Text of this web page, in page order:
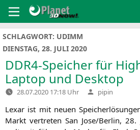
Inhalt
springen
SCHLAGWORT: UDIMM
DIENSTAG, 28. JULI 2020
DDR4-Speicher für
Laptop und Desktop
28.07.2020 17:18 Uhr Verfasst
von
pipin
Lexar ist mit neu­en
Markt ver­tre­ten San Jose/Berlin,